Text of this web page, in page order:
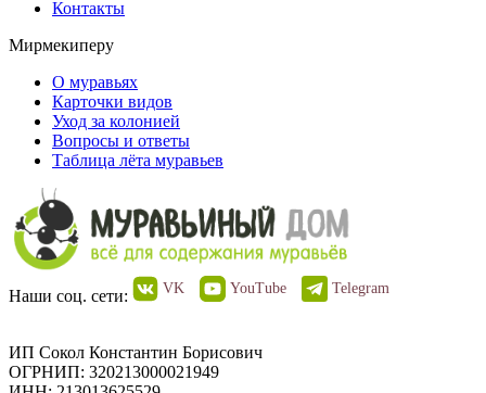
Контакты
Мирмекиперу
О муравьях
Карточки видов
Уход за колонией
Вопросы и ответы
Таблица лёта муравьев
Наши соц. сети: VK YouTube Telegram
ИП Сокол Константин Борисович
ОГРНИП: 320213000021949